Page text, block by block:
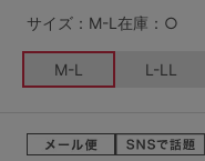
L LL
S-AB S-CD
M-AB M-CD M-EF
4,000円～
セールアイテムから探す
セールアイテム
サイズ：M-L 在庫：○
M-L L-LL